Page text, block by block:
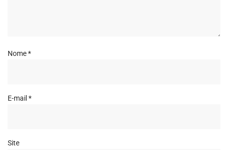
Nome*
E-mail *
Site